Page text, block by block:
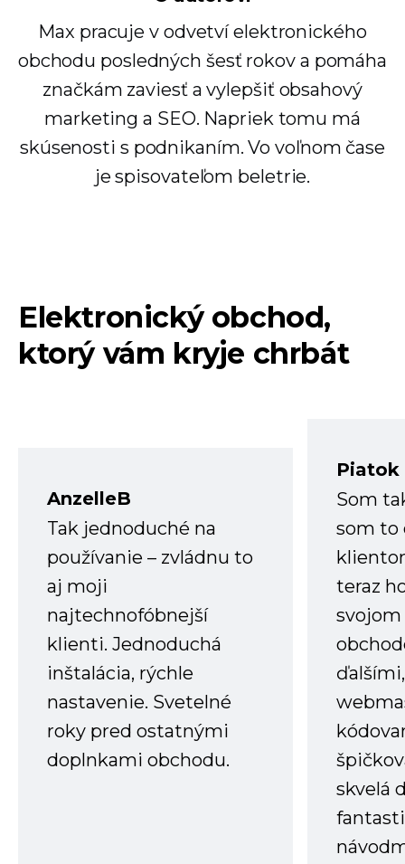
Max pracuje v odvetví elektronického
obchodu posledných šesť rokov a pomáha
značkám zaviesť a vylepšiť obsahový
marketing a SEO. Napriek tomu má
skúsenosti s podnikaním. Vo voľnom čase
je spisovateľom beletrie.
Elektronický obchod,
ktorý vám kryje chrbát
AnzelleB
Tak jednoduché na
používanie – zvládnu to
aj moji
najtechnofóbnejší
klienti. Jednoduchá
inštalácia, rýchle
nastavenie. Svetelné
roky pred ostatnými
doplnkami obchodu.
Piatok
Som
som to
teraz
skvelá